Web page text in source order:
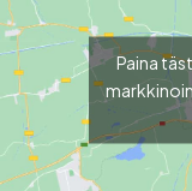
Paina